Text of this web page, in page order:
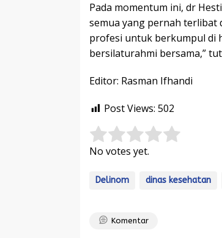
Pada momentum ini, dr
semua yang pernah terlibat
profesi untuk berkumpul di
bersilaturahmi bersama,”
Editor: Rasman Ifhandi
Post Views: 502
Rate this item:
No votes yet.
Delinom dinas kesehatan
Komentar